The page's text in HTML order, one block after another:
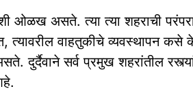
ओळख असते. त्या त्या शहराची
वाहतुकीचे व्यवस्थापन कसे
दुर्दैवाने सर्व प्रमुख शहरांतील